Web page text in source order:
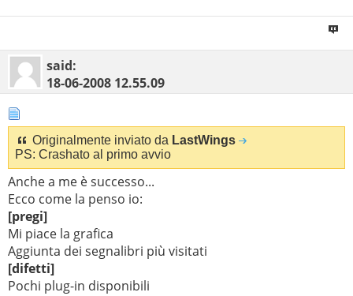
said:
18-06-2008 12.55.09
Originalmente inviato da LastWings
PS: Crashato al primo avvio
Anche a me è successo...
Ecco come la penso io:
[pregi]
Mi piace la grafica
Aggiunta dei segnalibri più visitati
[difetti]
Pochi plug-in disponibili